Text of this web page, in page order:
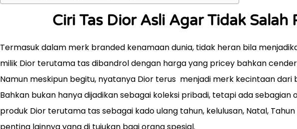
Ciri Tas Dior Asli Agar Tidak Salah
Termasuk dalam merk branded kenamaan dunia, tidak heran bila
milik Dior terutama tas dibandrol dengan harga yang pricey bahkan
Namun meskipun begitu, nyatanya Dior terus menjadi merk kecintaan dari
Bahkan bukan hanya dijadikan sebagai koleksi pribadi, tetapi ada sebagian
produk Dior terutama tas sebagai kado ulang tahun, kelulusan, Natal,